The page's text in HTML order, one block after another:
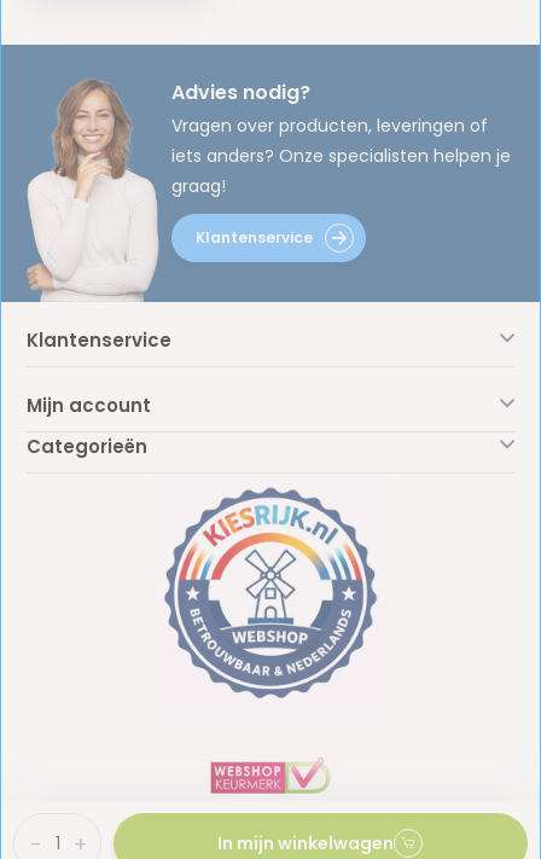
+
- In mijn winkelwagen
Advies nodig?
Vragen over producten, leveringen of
iets anders? Onze specialisten helpen je
graag!
Klantenservice
Klantenservice
Mijn account
Categorieën